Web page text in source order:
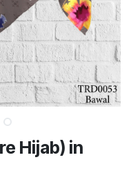
Hijab) in